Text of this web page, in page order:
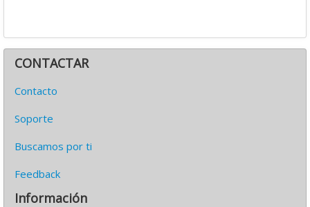
CONTACTAR
Contacto
Soporte
Buscamos por ti
Feedback
Información